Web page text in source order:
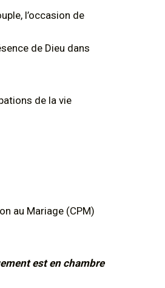
l’occasion de
de Dieu dans
de la vie
au Mariage (CPM)
est en chambre